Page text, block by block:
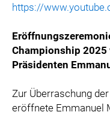
https://
Championship
Präsidenten
Zur Überraschung
eröffnete Emmanuel